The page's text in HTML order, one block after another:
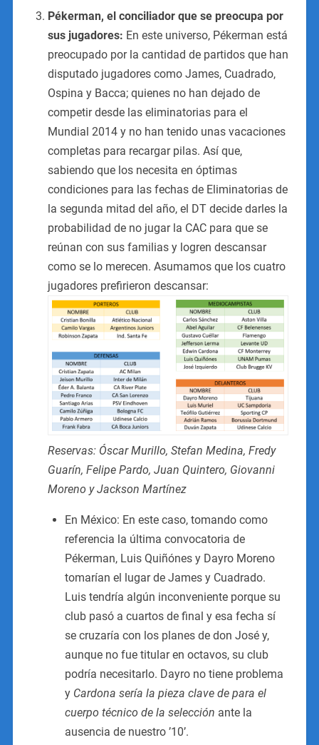
Pékerman, el conciliador que se preocupa por
sus jugadores: En este universo, Pékerman está
preocupado por la cantidad de partidos que han
disputado jugadores como James, Cuadrado,
Ospina y Bacca; quienes no han dejado de
competir desde las eliminatorias para el
Mundial 2014 y no han tenido unas vacaciones
completas para recargar pilas. Así que,
sabiendo que los necesita en óptimas
condiciones para las fechas de Eliminatorias de
la segunda mitad del año, el DT decide darles la
probabilidad de no jugar la CAC para que se
reúnan con sus familias y logren descansar
como se lo merecen. Asumamos que los cuatro
jugadores prefirieron descansar:
Reservas: Óscar Murillo, Stefan Medina, Fredy
Guarín, Felipe Pardo, Juan Quintero, Giovanni
Moreno y Jackson Martínez
En México: En este caso, tomando como
referencia la última convocatoria de
Pékerman, Luis Quiñónes y Dayro Moreno
tomarían el lugar de James y Cuadrado.
Luis tendría algún inconveniente porque su
club pasó a cuartos de final y esa fecha sí
se cruzaría con los planes de don José y,
aunque no fue titular en octavos, su club
podría necesitarlo. Dayro no tiene problema
y Cardona sería la pieza clave de para el
cuerpo técnico de la selección ante la
ausencia de nuestro ’10’.